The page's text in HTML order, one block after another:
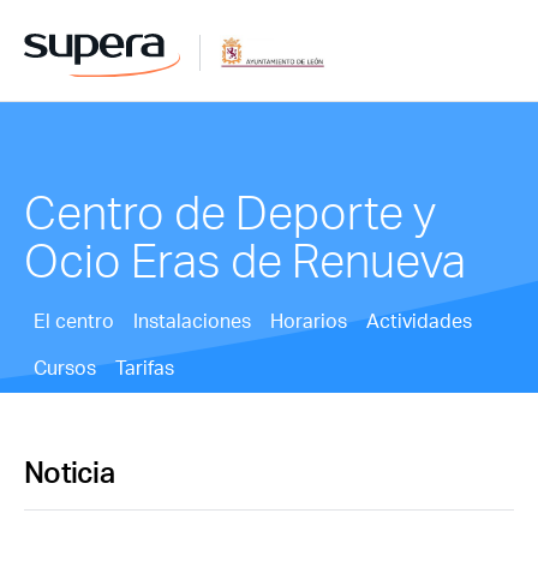
Centro de Deporte y
Ocio Eras de Renueva
El centro Instalaciones Horarios
Actividades
Cursos
Tarifas
Noticia